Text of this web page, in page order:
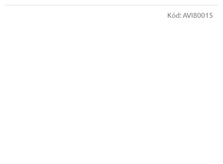
Kód:AVI80015